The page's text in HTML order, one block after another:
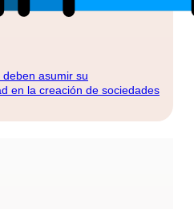
asumir su
en la creación de sociedades